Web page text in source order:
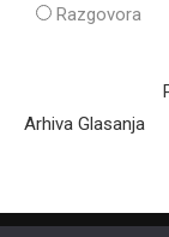
Razgovora
Arhiva Glasanja